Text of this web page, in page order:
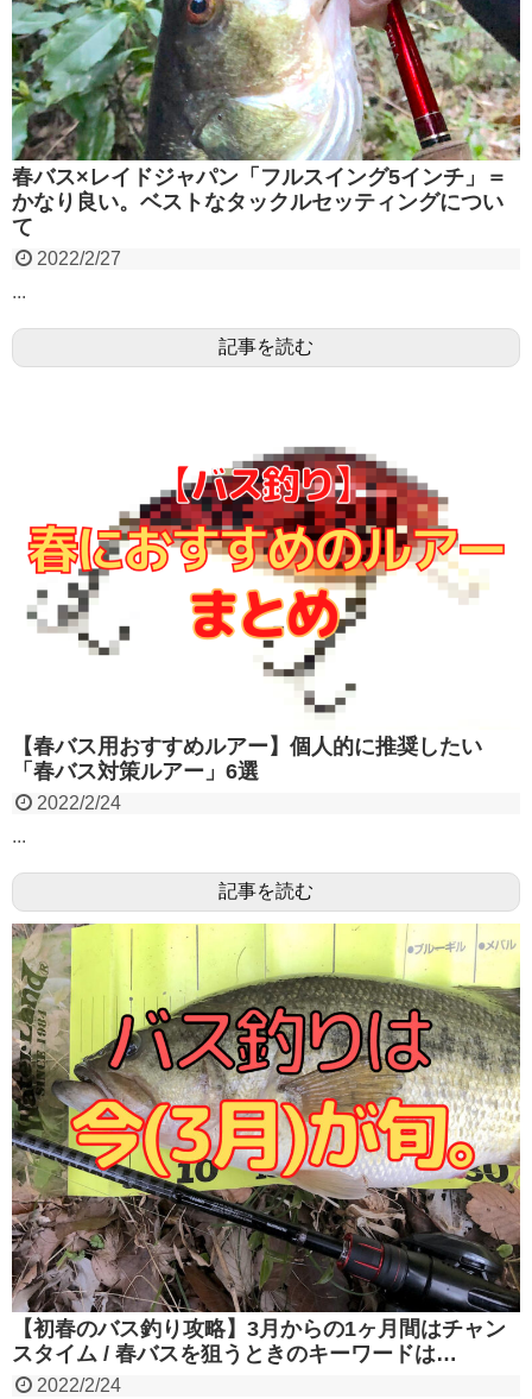
春バス×レイドジャパン「フルスイング5インチ」＝
かなり良い。ベストなタックルセッティングについ
て
2022/2/27
...
記事を読む
【春バス用おすすめルアー】個人的に推奨したい
「春バス対策ルアー」6選
2022/2/24
...
記事を読む
【初春のバス釣り攻略】3月からの1ヶ月間はチャン
スタイム / 春バスを狙うときのキーワードは…
2022/2/24